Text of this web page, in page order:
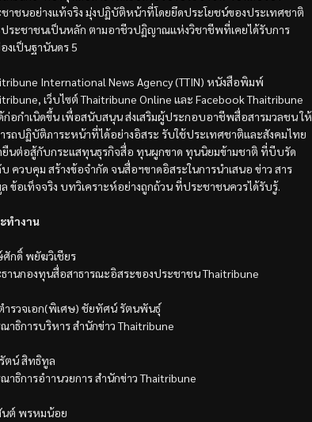
าชนอย่างแท้จริง มุ่งปฏิบัติหน้าที่โดยยึดประโยชน์ของประเทศชาติ
ระชาชนเป็นหลัก ตามอาชีวปฏิญาณแห่งวิชาชีพที่เคยได้รับการ
งเป็นฐานันดร 5
International News Agency (TTIN) หนังสือพิมพ์
เว็บไซต์ Thaitribune Online และ Facebook Thaitribune
ก่อกำเนิดขึ้น เพื่อสนับสนุน ส่งเสริมผู้ประกอบอาชีพสื่อสารมวลชน ให้
รถปฏิบัติภาระหน้าที่ได้อย่างอิสระ รับใช้ประเทศชาติและสังคมไทย
นต่อสู้กับกระแสทุนธุรกิจสื่อ ทุนผูกขาด ทุนนิยมข้ามชาติ ที่บีบรัด
ควบคุม สร้างข้อจำกัด จนสื่อฯขาดอิสระในการนำเสนอ ข่าว สาร
ข้อเท็จจริง บทวิเคราะห์อย่างถูกถ้วน ที่ประชาชนควรได้รับรู้.
ทำงาน
กดิ์ พยัฆวิเชียร
านกองทุนสื่อสาธารณะอิสระของประชาชน Thaitribune
รวจเอก(พิเศษ) ชัยทัศน์ รัตนพันธุ์
าธิการบริหาร สำนักข่าว Thaitribune
ตน์ สิทธิทูล
าธิการอำานวยการ สำนักข่าว Thaitribune
ต์ พรหมน้อย